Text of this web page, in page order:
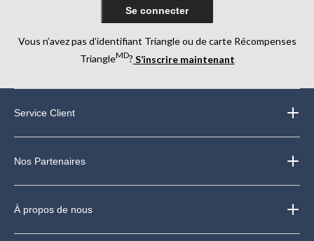
Se connecter
Vous n’avez pas d’identifiant Triangle ou de carte Récompenses
TriangleMD? S’inscrire maintenant
Service Client
Nos Partenaires
À propos de nous